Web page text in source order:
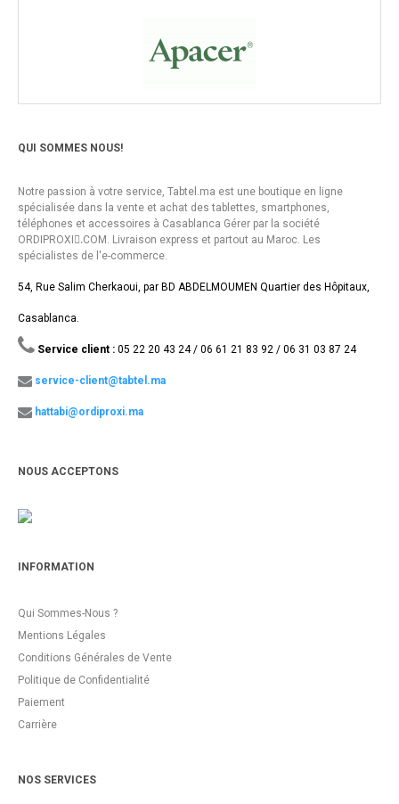
QUI SOMMES NOUS!
Notre passion à votre service, Tabtel.ma est une boutique en ligne
spécialisée dans la vente et achat des tablettes, smartphones,
téléphones et accessoires à Casablanca Gérer par la société
ORDIPROXI.ِCOM. Livraison express et partout au Maroc. Les
spécialistes de l'e-commerce.
54, Rue Salim Cherkaoui, par BD ABDELMOUMEN Quartier des Hôpitaux,
Casablanca.
Service client : 05 22 20 43 24 / 06 61 21 83 92 / 06 31 03 87 24
service-client@tabtel.ma
hattabi@ordiproxi.ma
NOUS ACCEPTONS
INFORMATION
Qui Sommes-Nous ?
Mentions Légales
Conditions Générales de Vente
Politique de Confidentialité
Paiement
Carrière
NOS SERVICES